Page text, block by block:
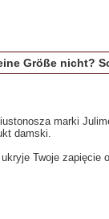
Größe nicht?
marki
damski.
Twoje zapięcie